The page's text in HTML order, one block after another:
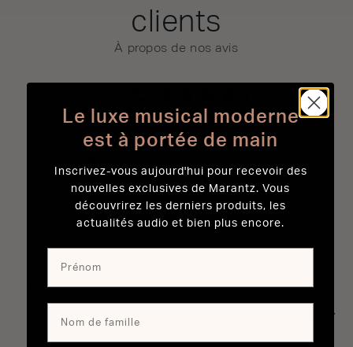
clients
À propos de nos avis
4.5
4.5 out of 5 stars 48 total
reviews
Basé sur 48 avis
37
4
2
2
1
2
Le luxe musical moderne
est à portée de main
Inscrivez-vous aujourd'hui pour recevoir des
nouvelles exclusives de Marantz. Vous
découvrirez les derniers produits, les
actualités audio et bien plus encore.